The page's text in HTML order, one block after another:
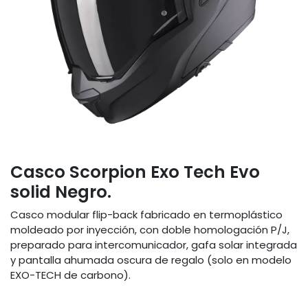
Casco Scorpion Exo Tech Evo
solid Negro.
Casco modular flip-back fabricado en termoplástico
moldeado por inyección, con doble homologación P/J,
preparado para intercomunicador, gafa solar integrada
y pantalla ahumada oscura de regalo (solo en modelo
EXO-TECH de carbono).